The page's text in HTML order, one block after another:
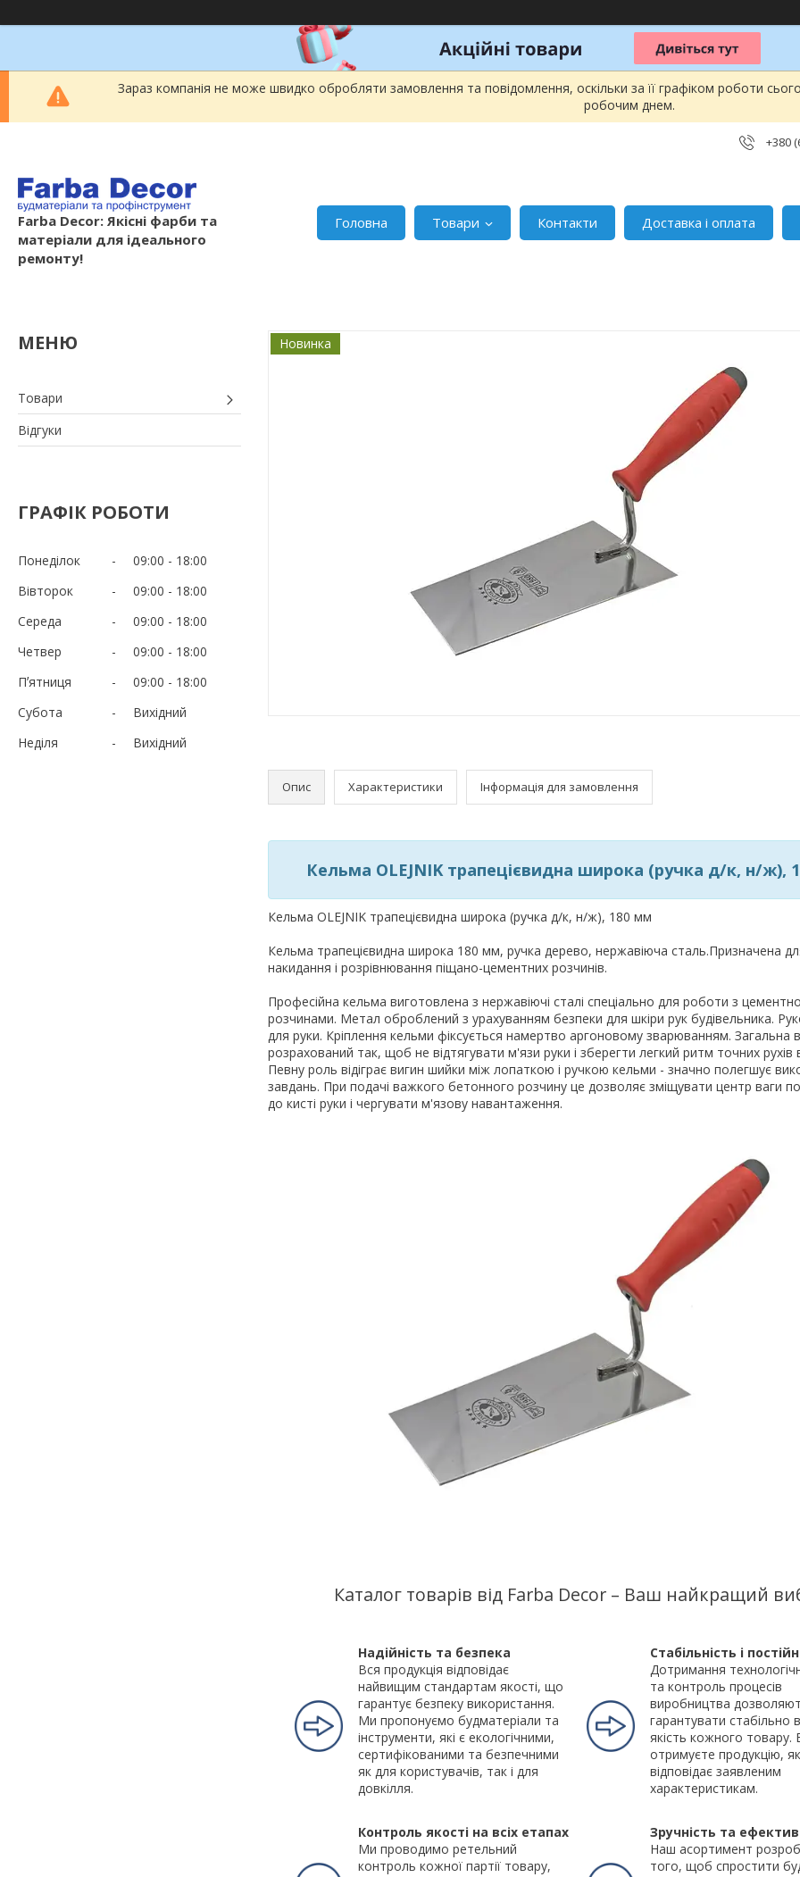
Зараз компанія не може швидко обробляти замовлення та повідомлення, оскільки за її графіком роботи
робочим днем.
+380
Farba Decor: Якісні фарби та
матеріали для ідеального
ремонту!
Головна Товари Контакти Доставка і оплата
Товари
Відгуки
ГРАФІК РОБОТИ
Понеділок 09:00
18:00
Вівторок
09:00
18:00
Середа
09:00
18:00
Четвер
09:00
18:00
Пʼятниця
09:00
18:00
Субота
Вихідний
Неділя
Вихідний
Новинка
Опис Характеристики Інформація для замовлення
Кельма OLEJNIK трапецієвидна широка (ручка д/к, н/ж),
Кельма OLEJNIK трапецієвидна широка (ручка д/к, н/ж), 180 мм
Кельма трапецієвидна широка 180 мм, ручка дерево, нержавіюча сталь.Призначена
накидання і розрівнювання піщано-цементних розчинів.
Професійна кельма виготовлена з нержавіючі сталі спеціально для роботи з
розчинами. Метал оброблений з урахуванням безпеки для шкіри рук будівельника.
для руки. Кріплення кельми фіксується намертво аргоновому зварюванням. Загальна
розрахований так, щоб не відтягувати м'язи руки і зберегти легкий ритм точних рухів
Певну роль відіграє вигин шийки між лопаткою і ручкою кельми - значно полегшує
завдань. При подачі важкого бетонного розчину це дозволяє зміщувати центр ваги
до кисті руки і чергувати м'язову навантаження.
Каталог товарів від Farba Decor – Ваш найкращий
Надійність та безпека
Вся продукція відповідає
найвищим стандартам якості, що
гарантує безпеку використання.
Ми пропонуємо будматеріали та
інструменти, які є екологічними,
сертифікованими та безпечними
як для користувачів, так і для
довкілля.
Контроль якості на всіх етапах
Ми проводимо ретельний
контроль кожної партії товару,
Стабільність і
Дотримання
та контроль процесів
виробництва
гарантувати стабільно
якість кожного товару.
отримуєте продукцію,
відповідає заявленим
характеристикам.
Зручність та
Наш асортимент
того, щоб спростити